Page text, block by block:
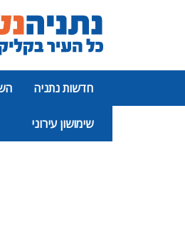
חדשות נתניה
שימושון עירוני